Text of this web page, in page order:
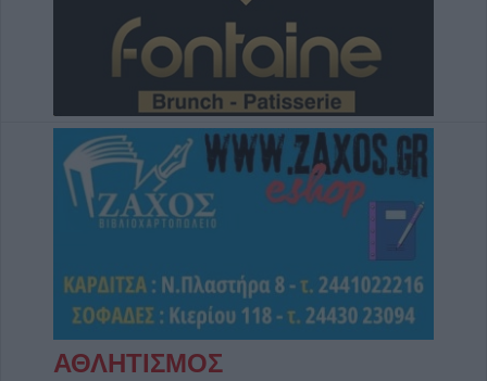
Εγκρίθηκε η προγραμματική σύμβαση για
την εκπόνηση της μελέτης ανακατασκευής
της ιστορικής Γέφυρας Κοράκου
5 Αυγούστου 2026, 20:54
Κάηκε ολοσχερώς αυτοκίνητο στην περιοχή
του Μορφοβουνίου
5 Αυγούστου 2026, 20:50
Αναγνωστόπουλου
5 Αυγούστου 2026, 20:49
Εκδήλωση μνήμης για Χιροσίμα -
Ναγκασάκι και αντιιμπεριαλιστική
ΑΘΛΗΤΙΣΜΟΣ